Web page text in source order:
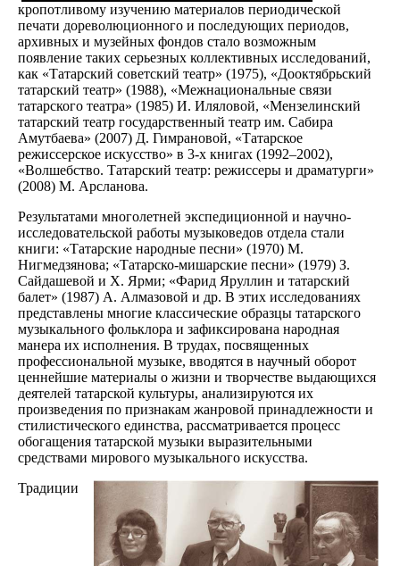
кропотливому изучению материалов периодической
печати дореволюционного и последующих периодов,
архивных и музейных фондов стало возможным
появление таких серьезных коллективных исследований,
как «Татарский советский театр» (1975), «Дооктябрьский
татарский театр» (1988), «Межнациональные связи
татарского театра» (1985) И. Иляловой, «Мензелинский
татарский театр государственный театр им. Сабира
Амутбаева» (2007) Д. Гимрановой, «Татарское
режиссерское искусство» в 3-х книгах (1992–2002),
«Волшебство. Татарский театр: режиссеры и драматурги»
(2008) М. Арсланова.
Результатами многолетней экспедиционной и научно-
исследовательской работы музыковедов отдела стали
книги: «Татарские народные песни» (1970) М.
Нигмедзянова; «Татарско-мишарские песни» (1979) З.
Сайдашевой и Х. Ярми; «Фарид Яруллин и татарский
балет» (1987) А. Алмазовой и др. В этих исследованиях
представлены многие классические образцы татарского
музыкального фольклора и зафиксирована народная
манера их исполнения. В трудах, посвященных
профессиональной музыке, вводятся в научный оборот
ценнейшие материалы о жизни и творчестве выдающихся
деятелей татарской культуры, анализируются их
произведения по признакам жанровой принадлежности и
стилистического единства, рассматривается процесс
обогащения татарской музыки выразительными
средствами мирового музыкального искусства.
Традиции